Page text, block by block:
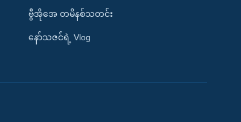
ဗွီအိုအေ တမိနစ်သတင်း
နော်သဇင်ရဲ့ Vlog